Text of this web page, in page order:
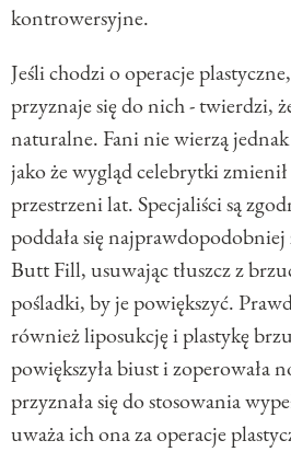
kontrowersyjne.
Jeśli chodzi o operacje
przyznaje się do nich - twierdzi,
naturalne. Fani nie wierzą
jako że wygląd celebrytki
przestrzeni lat. Specjaliści są
poddała się
Butt Fill, usuwając tłuszcz z
pośladki, by je powiększyć.
również liposukcję i plastykę
powiększyła biust i zoperowała
przyznała się do stosowania
uważa ich ona za operacje